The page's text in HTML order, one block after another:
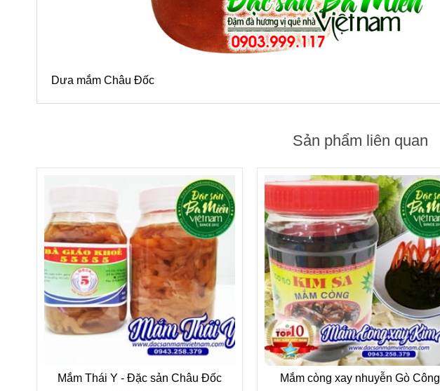
Dưa mắm Châu Đốc
Sản phẩm liên quan
Mắm Thái Y - Đặc sản Châu Đốc
Mắm còng xay nhuyễn Gò Công